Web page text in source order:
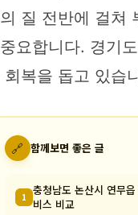
질 전반에 걸
요합니다. 경기
복을 돕고 있습
🔗 함께보면 좋은 글
1 충청남도 논산시 연무
비스 비교